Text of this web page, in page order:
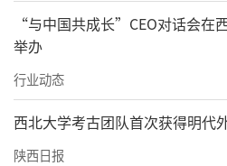
02千年变迁
在漫长时光变迁中，郑
有兴废，引水枢纽几经
渠、三白渠、丰利渠、王
泾工程不论是工程规划布
“与中国共成长”CEO对话会在
举办
行业动态
西北大学考古团队首次获得明代
陕西日报